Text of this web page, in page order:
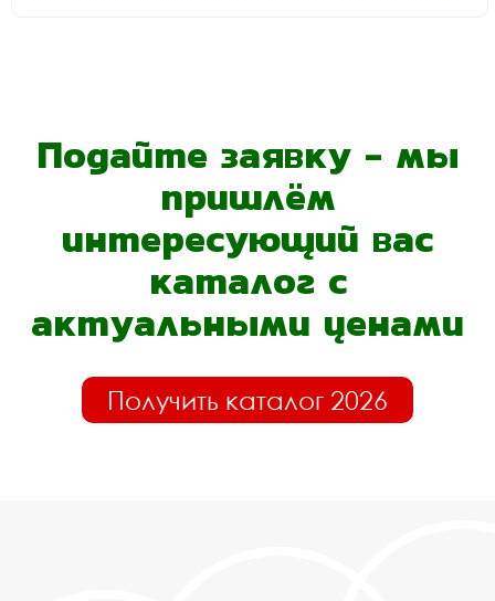
Подайте заявку - мы
пришлём
интересующий вас
каталог с
актуальными ценами
Получить каталог 2026